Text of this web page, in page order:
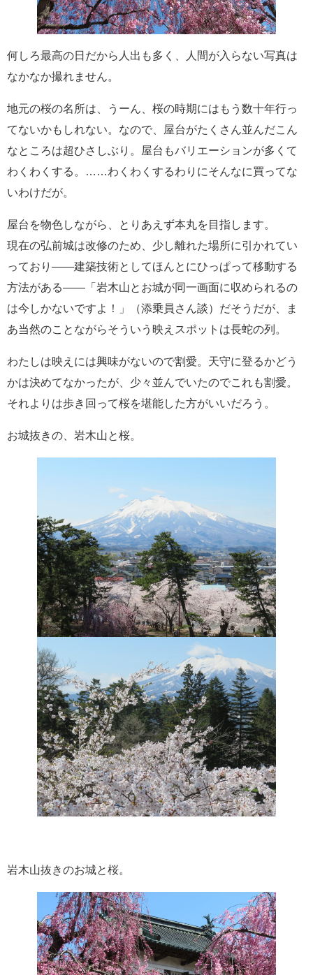
何しろ最高の日だから人出も多く、人間が入らない写真は
なかなか撮れません。
地元の桜の名所は、うーん、桜の時期にはもう数十年行っ
てないかもしれない。なので、屋台がたくさん並んだこん
なところは超ひさしぶり。屋台もバリエーションが多くて
わくわくする。……わくわくするわりにそんなに買ってな
いわけだが。
屋台を物色しながら、とりあえず本丸を目指します。
現在の弘前城は改修のため、少し離れた場所に引かれてい
っており――建築技術としてほんとにひっぱって移動する
方法がある――「岩木山とお城が同一画面に収められるの
は今しかないですよ！」（添乗員さん談）だそうだが、ま
あ当然のことながらそういう映えスポットは長蛇の列。
わたしは映えには興味がないので割愛。天守に登るかどう
かは決めてなかったが、少々並んでいたのでこれも割愛。
それよりは歩き回って桜を堪能した方がいいだろう。
お城抜きの、岩木山と桜。
岩木山抜きのお城と桜。